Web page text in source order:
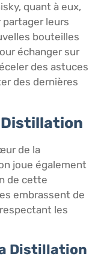
quant à eux,
leurs
bouteilles
échanger sur
des astuces
des dernières
Distillation
de la
joue également
de cette
embrassent de
les
Distillation